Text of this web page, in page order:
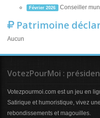
Février 2026 Conseiller
Patrimoine
Aucun
VotezPourMoi :
Votezpourmoi.com est un jeu en
Satirique et humoristique, vivez
rebondissements et magouilles.